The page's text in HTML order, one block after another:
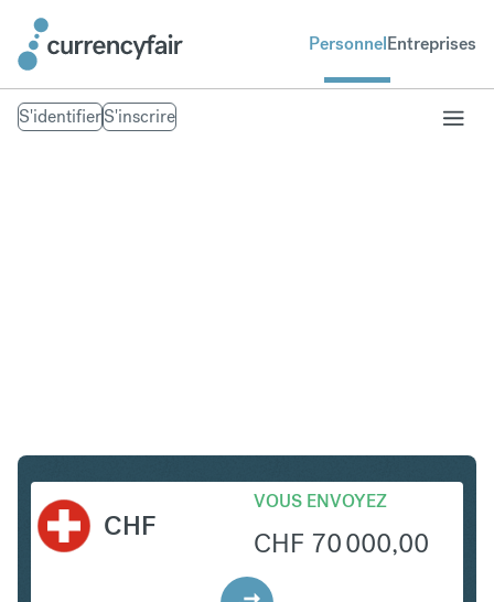
PersonnelEntreprises
S'identifierS'inscrire
CHF
VOUS ENVOYEZ
CHF 70 000,00